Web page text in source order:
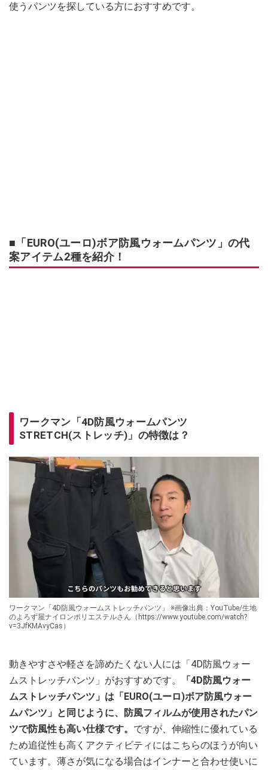
使うパンツを探している方におすすめです。
■「EURO(ユーロ)ボア防風ウォームパンツ」の代
案アイテム2種を紹介！
ワークマン「4D防風ウォームパンツ
STRETCH(ストレッチ)」の特徴は？
ワークマン「4D防風ウォームストレッチパンツ」 ※画像出典：YouTube/生地
のよろず屋ナイロンポリエステルさん（https://www.youtube.com/watch?
v=3JfKMAvyCas）
動きやすさや軽さを諦めたくない人には「4D防風ウォー
ムストレッチパンツ」がおすすめです。
「4D防風ウォー
ムストレッチパンツ」は「EURO(ユーロ)ボア防風ウォー
ムパンツ」と同じように、防風フィルムが使用されたパン
ツで防風性も高い仕様です。 ですが、伸縮性に優れている
ため追従性も高くアクティビティにはこちらのほうが向い
ています。薄さが気になる場合はインナーと合わせ使いに